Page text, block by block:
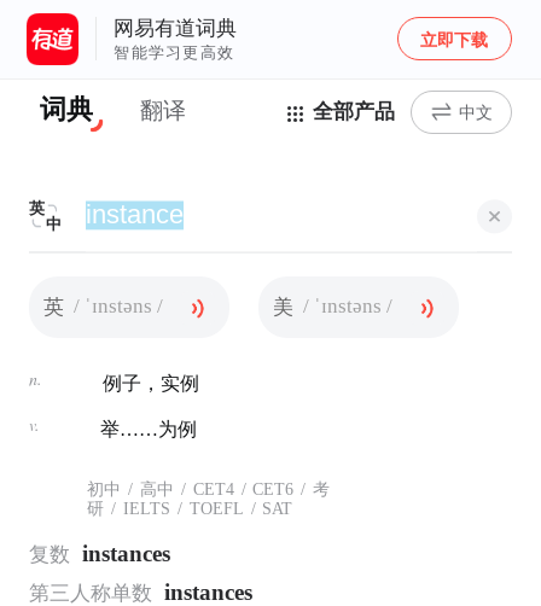
网易有道词典
智能学习更高效
立即下载
词典 翻译 全部产品 中文
英
中
英 / ˈɪnstəns / 美 / ˈɪnstəns /
n. 例子，实例
v. 举……为例
初中 / 高中 / CET4 / CET6 / 考
研 / IELTS / TOEFL / SAT
复数 instances
第三人称单数 instances